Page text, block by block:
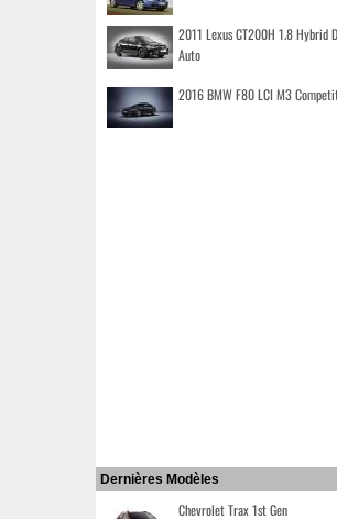
2011 Lexus CT200H 1.8 Hybrid
Auto
2016 BMW F80 LCI M3
Dernières Modèles
Chevrolet Trax 1st Gen